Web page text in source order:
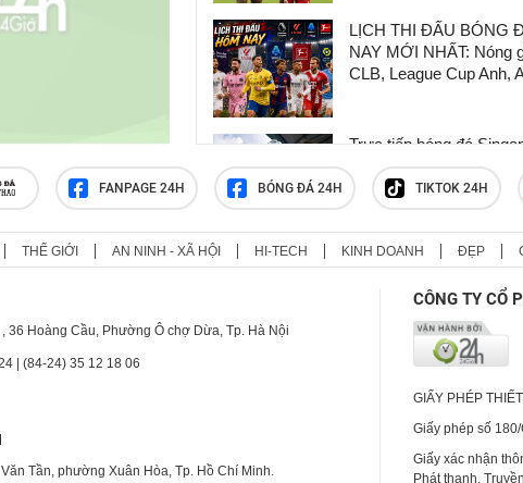
LỊCH THI ĐẤU BÓNG
NAY MỚI NHẤT: Nóng
CLB, League Cup Anh,
Trực tiếp bóng đá
Indonesia: Anuar bỏ lỡ
hạ" (AFF Cup) (Hết giờ)
Lịch thi đấu ASEAN
đội tuyển Việt Nam
FANPAGE 24H BÓNG ĐÁ 24H TIKTOK 24H
THẾ GIỚI AN NINH - XÃ HỘI HI-TECH KINH DOANH ĐẸP
36 Hoàng Cầu, Phường Ô chợ Dừa, Tp. Hà Nội
| (84-24) 35 12 18 06
Tần, phường Xuân Hòa, Tp. Hồ Chí Minh.
CÔNG TY CỔ
GIẤY PHÉP
Giấy phép số
Giấy xác nhận
Phát thanh,